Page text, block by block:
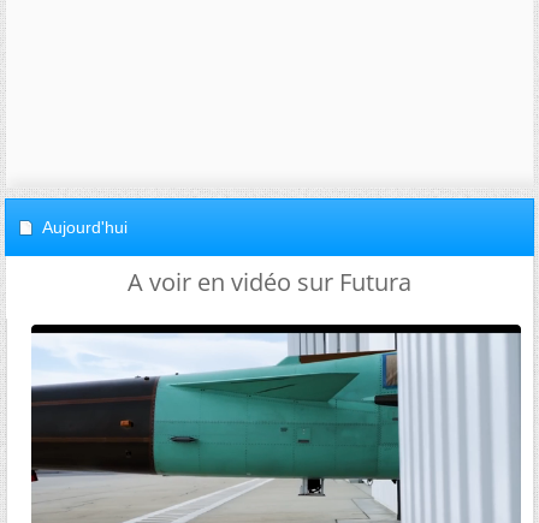
Aujourd'hui
A voir en vidéo sur Futura